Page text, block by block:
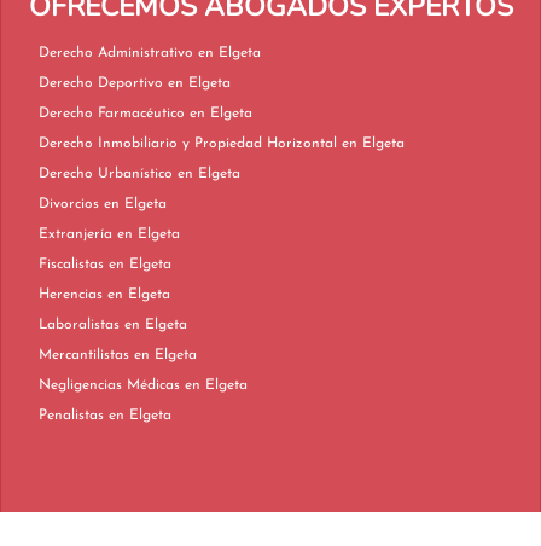
Derecho Administrativo en Elgeta
Derecho Deportivo en Elgeta
Derecho Farmacéutico en Elgeta
Derecho Inmobiliario y Propiedad Horizontal en Elgeta
Derecho Urbanístico en Elgeta
Divorcios en Elgeta
Extranjería en Elgeta
Fiscalistas en Elgeta
Herencias en Elgeta
Laboralistas en Elgeta
Mercantilistas en Elgeta
Negligencias Médicas en Elgeta
Penalistas en Elgeta